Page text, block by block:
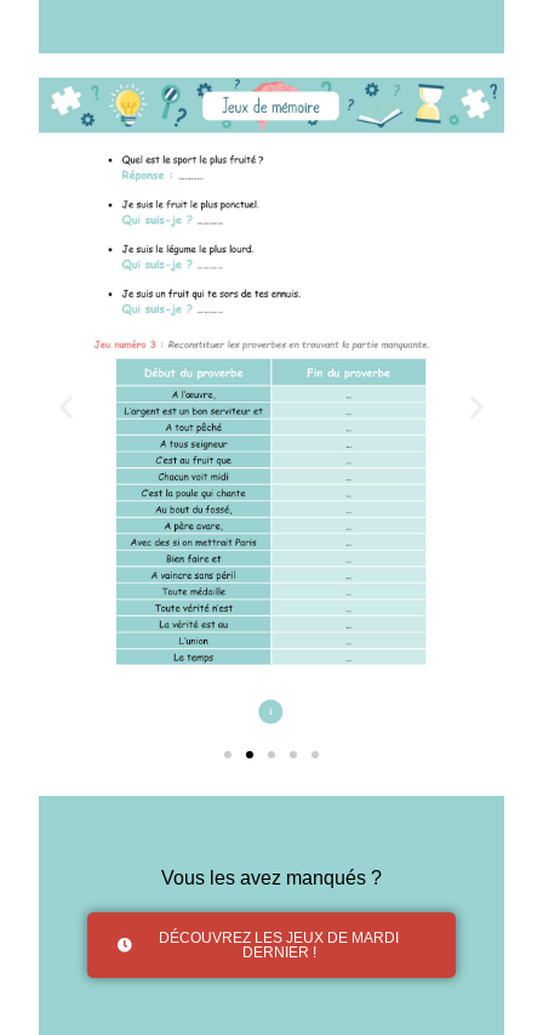
Vous les avez manqués ?
DÉCOUVREZ LES JEUX DE MARDI
DERNIER !